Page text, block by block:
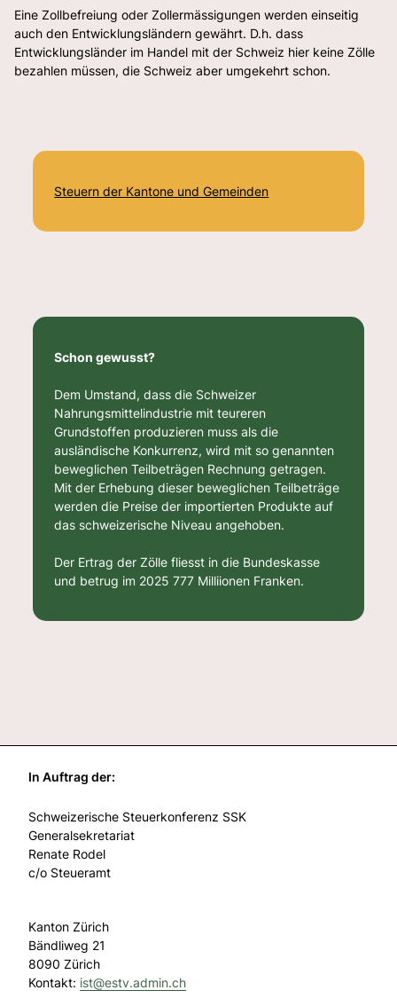
Eine Zollbefreiung oder Zollermässigungen werden einseitig
auch den Entwicklungsländern gewährt. D.h. dass
Entwicklungsländer im Handel mit der Schweiz hier keine Zölle
bezahlen müssen, die Schweiz aber umgekehrt schon.
Steuern der Kantone und Gemeinden
Schon gewusst?
Dem Umstand, dass die Schweizer
Nahrungsmittelindustrie mit teureren
Grundstoffen produzieren muss als die
ausländische Konkurrenz, wird mit so genannten
beweglichen Teilbeträgen Rechnung getragen.
Mit der Erhebung dieser beweglichen Teilbeträge
werden die Preise der importierten Produkte auf
das schweizerische Niveau angehoben.
Der Ertrag der Zölle fliesst in die Bundeskasse
und betrug im 2025 777 Milliionen Franken.
In Auftrag der:
Schweizerische Steuerkonferenz SSK
Generalsekretariat
Renate Rodel
c/o Steueramt
Kanton Zürich
Bändliweg 21
8090 Zürich
Kontakt: ist@estv.admin.ch